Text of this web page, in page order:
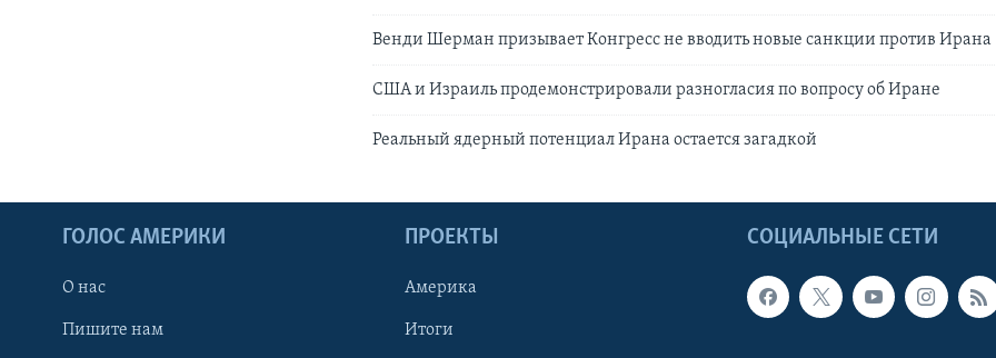
Венди Шерман призывает Конгресс не вводить новые санкции против Ирана
США и Израиль продемонстрировали разногласия по вопросу об Иране
Реальный ядерный потенциал Ирана остается загадкой
СОЦИАЛЬНЫЕ СЕТИ
ГОЛОС АМЕРИКИ
О нас
Пишите нам
ПРОЕКТЫ
Америка
Итоги